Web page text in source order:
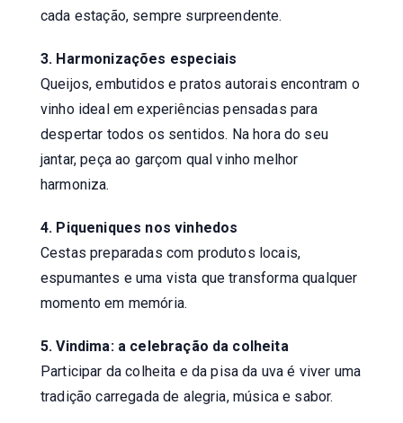
cada estação, sempre surpreendente.
3. Harmonizações especiais
Queijos, embutidos e pratos autorais encontram o
vinho ideal em experiências pensadas para
despertar todos os sentidos. Na hora do seu
jantar, peça ao garçom qual vinho melhor
harmoniza.
4. Piqueniques nos vinhedos
Cestas preparadas com produtos locais,
espumantes e uma vista que transforma qualquer
momento em memória.
5. Vindima: a celebração da colheita
Participar da colheita e da pisa da uva é viver uma
tradição carregada de alegria, música e sabor.